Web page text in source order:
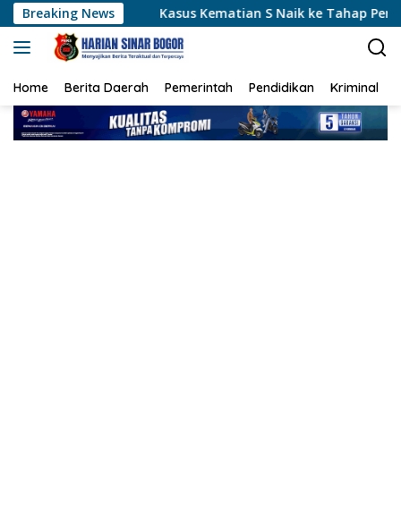
Langsung
ke
konten
Breaking News
Kasus Kematian S Naik ke Tahap Penyidikan, Polisi
Home Berita Daerah Pemerintah Pendidikan Kriminal